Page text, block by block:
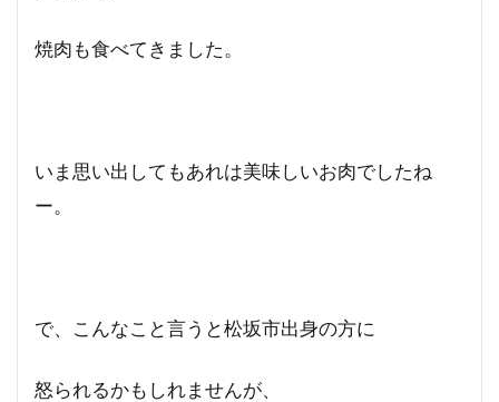
焼肉も食べてきました。
いま思い出してもあれは美味しいお肉でしたね
ー。
で、こんなこと言うと松坂市出身の方に
怒られるかもしれませんが、